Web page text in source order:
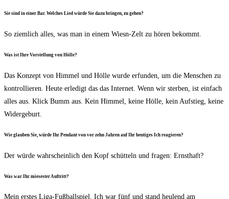
Sie sind in einer Bar. Wel­ches Lied wür­de Sie dazu brin­gen, zu gehen?
So ziem­lich alles, was man in einem Wiesn-Zelt zu hören bekommt.
Was ist Ihre Vor­stel­lung von Hölle?
Das Kon­zept von Him­mel und Höl­le wur­de erfun­den, um die Men­schen zu
kon­trol­lie­ren. Heu­te erle­digt das das Inter­net. Wenn wir ster­ben, ist ein­fach
alles aus. Klick Bumm aus. Kein Him­mel, kei­ne Höl­le, kein Auf­stieg, kei­ne
Widergeburt.
Wie glau­ben Sie, wür­de Ihr Pen­dant von vor zehn Jah­ren auf Ihr heu­ti­ges Ich reagieren?
Der wür­de wahr­schein­lich den Kopf schüt­teln und fra­gen: Ernsthaft?
Was war Ihr mie­ses­ter Auftritt?
Mein ers­tes Liga-Fuß­ball­spiel. Ich war fünf und stand heu­lend am